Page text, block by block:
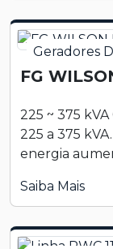
Geradores
FG
225 ~ 375
225 a 375
energia
Saiba Mais